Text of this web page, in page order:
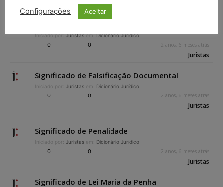
Iniciado por:Juristas em:Dicionário Jurídico
0 0 2 anos, 6 meses atrás
Juristas
Significado de Falsificação Documental
Iniciado por: Juristas em: Dicionário Jurídico
0 0 2 anos, 6 meses atrás
Juristas
Significado de Penalidade
Iniciado por: Juristas em: Dicionário Jurídico
0 0 2 anos, 6 meses atrás
Juristas
Significado de Lei Maria da Penha
Configurações Aceitar